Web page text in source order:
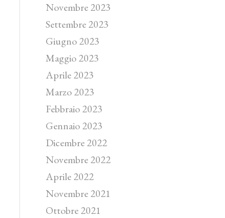
Novembre 2023
Settembre 2023
Giugno 2023
Maggio 2023
Aprile 2023
Marzo 2023
Febbraio 2023
Gennaio 2023
Dicembre 2022
Novembre 2022
Aprile 2022
Novembre 2021
Ottobre 2021